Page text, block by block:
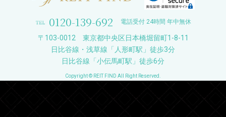
0120-139-692 電話受付 24時間 年中無休
〒103-0012 東京都中央区日本橋堀留町1-8-11
日比谷線・浅草線「人形町駅」徒歩3分
日比谷線「小伝馬町駅」徒歩6分
Copyright © REIT FIND All Right Reserved.